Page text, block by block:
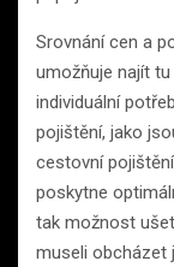
Srovnání cen a
umožňuje najít
individuální
pojištění, jako
cestovní
poskytne
tak možnost
museli obcházet